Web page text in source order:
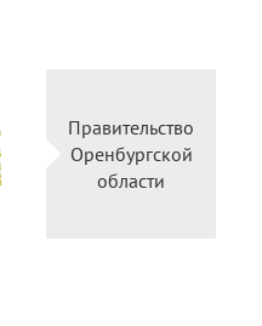
Правительство
Оренбургской
области